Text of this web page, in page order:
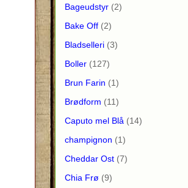
Bageudstyr (2)
Bake Off (2)
Bladselleri (3)
Boller (127)
Brun Farin (1)
Brødform (11)
Caputo mel Blå (14)
champignon (1)
Cheddar Ost (7)
Chia Frø (9)